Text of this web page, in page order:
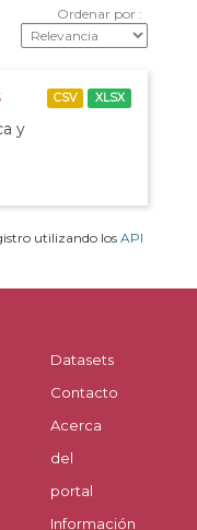
Ordenar por
y
CSV XLSX
utilizando los API
Datasets
Contacto
Acerca
del
portal
Información